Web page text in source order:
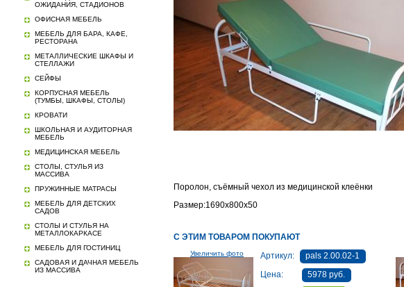
ОЖИДАНИЯ, СТАДИОНОВ
ОФИСНАЯ МЕБЕЛЬ
МЕБЕЛЬ ДЛЯ БАРА, КАФЕ,
РЕСТОРАНА
МЕТАЛЛИЧЕСКИЕ ШКАФЫ И
СТЕЛЛАЖИ
СЕЙФЫ
КОРПУСНАЯ МЕБЕЛЬ
(ТУМБЫ, ШКАФЫ, СТОЛЫ)
КРОВАТИ
ШКОЛЬНАЯ И АУДИТОРНАЯ
МЕБЕЛЬ
МЕДИЦИНСКАЯ МЕБЕЛЬ
СТОЛЫ, СТУЛЬЯ ИЗ
МАССИВА
ПРУЖИННЫЕ МАТРАСЫ
МЕБЕЛЬ ДЛЯ ДЕТСКИХ
САДОВ
СТОЛЫ И СТУЛЬЯ НА
МЕТАЛЛОКАРКАСЕ
МЕБЕЛЬ ДЛЯ ГОСТИНИЦ
САДОВАЯ И ДАЧНАЯ МЕБЕЛЬ
ИЗ МАССИВА
Поролон, съёмный чехол из медицинской клеёнки
Размер:1690х800х50
С ЭТИМ ТОВАРОМ ПОКУПАЮТ
Увеличить фото Артикул:
pals 2.00.02-1
Цена:
5978 руб.